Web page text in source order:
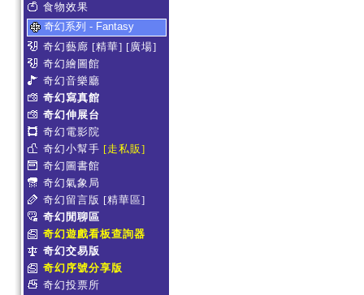
食物效果
奇幻系列 - Fantasy
奇幻藝廊 [精華] [廣場]
奇幻繪圖館
奇幻音樂廳
奇幻寫真館
奇幻伸展台
奇幻電影院
奇幻小幫手 [走私販]
奇幻圖書館
奇幻氣象局
奇幻留言版 [精華區]
奇幻閒聊區
奇幻遊戲看板查詢器
奇幻交易版
奇幻序號分享版
奇幻投票所